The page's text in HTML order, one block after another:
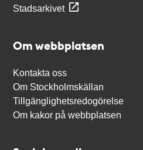
Stadsarkivet
Om webbplatsen
Kontakta oss
Om Stockholmskällan
Tillgänglighetsredogörelse
Om kakor på webbplatsen